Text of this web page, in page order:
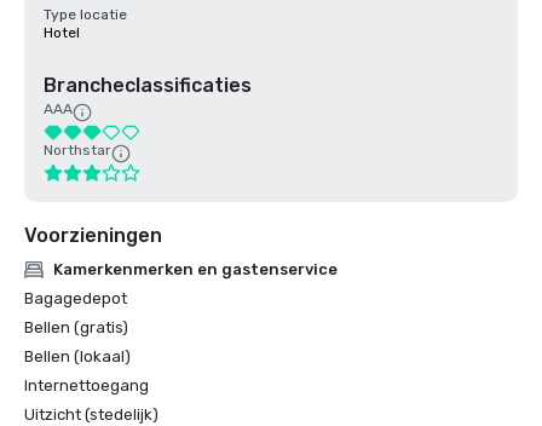
Type locatie
Hotel
Brancheclassificaties
AAA
Northstar
Voorzieningen
Kamerkenmerken en gastenservice
Bagagedepot
Bellen (gratis)
Bellen (lokaal)
Internettoegang
Uitzicht (stedelijk)